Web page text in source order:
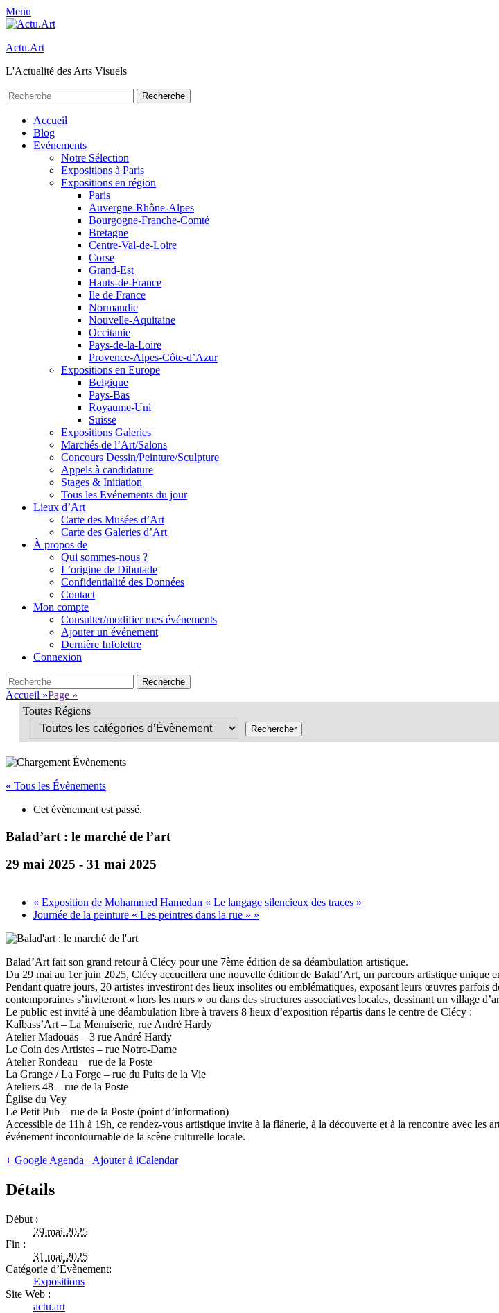
Menu
Actu.Art
L'Actualité des Arts Visuels
Recherche
pour:
Premier
menu
Aller
contenu
Accueil
Blog
Evénements
Notre Sélection
Expositions à Paris
Expositions en région
Paris
Auvergne-Rhône-Alpes
Bourgogne-Franche-Comté
Bretagne
Centre-Val-de-Loire
Corse
Grand-Est
Hauts-de-France
Ile de France
Normandie
Nouvelle-Aquitaine
Occitanie
Pays-de-la-Loire
Provence-Alpes-Côte-d’Azur
Expositions en Europe
Belgique
Pays-Bas
Royaume-Uni
Suisse
Expositions Galeries
Marchés de l’Art/Salons
Concours Dessin/Peinture/Sculpture
Appels à candidature
Stages & Initiation
Tous les Evénements du jour
Lieux d’Art
Carte des Musées d’Art
Carte des Galeries d’Art
À propos de
Qui sommes-nous ?
L’origine de Dibutade
Confidentialité des Données
Contact
Mon compte
Consulter/modifier mes événements
Ajouter un événement
Dernière Infolettre
Connexion
Search
Recherche
pour:
Accueil »Page »
Toutes Régions
« Tous les Évènements
Cet évènement est passé.
Balad’art : le marché de l’art
29 mai 2025 - 31 mai 2025
« Exposition de Mohammed Hamedan « Le langage silencieux des traces »
Journée de la peinture « Les peintres dans la rue » »
Balad’Art fait son grand retour à Clécy pour une 7ème édition de sa déambulation artistique.
Du 29 mai au 1er juin 2025, Clécy accueillera une nouvelle édition de Balad’Art, un parcours artistique unique
Pendant quatre jours, 20 artistes investiront des lieux insolites ou emblématiques, exposant leurs œuvres parfois
contemporaines s’inviteront « hors les murs » ou dans des structures associatives locales, dessinant un village
Le public est invité à une déambulation libre à travers 8 lieux d’exposition répartis dans le centre de Clécy :
Kalbass’Art – La Menuiserie, rue André Hardy
Atelier Madouas – 3 rue André Hardy
Le Coin des Artistes – rue Notre-Dame
Atelier Rondeau – rue de la Poste
La Grange / La Forge – rue du Puits de la Vie
Ateliers 48 – rue de la Poste
Église du Vey
Le Petit Pub – rue de la Poste (point d’information)
Accessible de 11h à 19h, ce rendez-vous artistique invite à la flânerie, à la découverte et à la rencontre avec
événement incontournable de la scène culturelle locale.
+ Google Agenda+ Ajouter à iCalendar
Détails
Début :
29 mai 2025
Fin :
31 mai 2025
Catégorie d’Évènement:
Expositions
Site Web :
actu.art